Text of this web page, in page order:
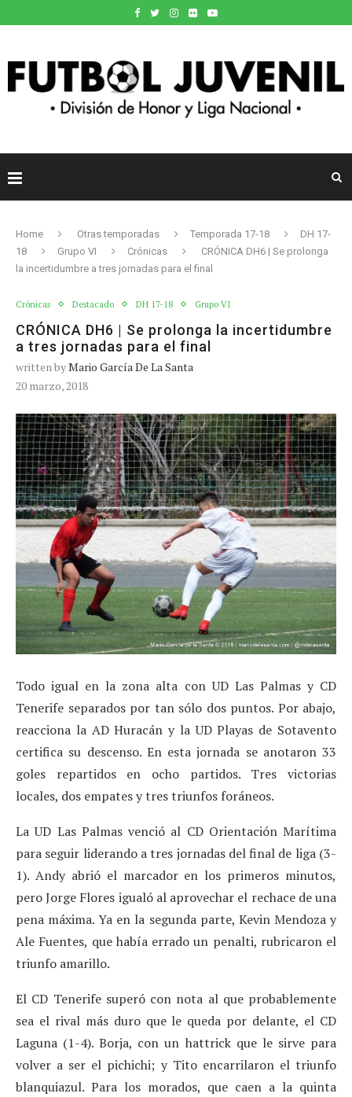
Home Otras temporadas Temporada 17-18
DH 17-
18
Grupo VI Crónicas
CRÓNICA DH6 | Se prolonga
la incertidumbre a tres jornadas para el final
Crónicas Destacado DH 17-18 Grupo VI
CRÓNICA DH6 | Se prolonga la incertidumbre
a tres jornadas para el final
written byMario García De La Santa
20 marzo, 2018
Todo igual en la zona alta con UD Las Palmas y CD
Tenerife separados por tan sólo dos puntos. Por abajo,
reacciona la AD Huracán y la UD Playas de Sotavento
certifica su descenso. En esta jornada se anotaron 33
goles repartidos en ocho partidos. Tres victorias
locales, dos empates y tres triunfos foráneos.
La UD Las Palmas venció al CD Orientación Marítima
para seguir liderando a tres jornadas del final de liga (3-
1). Andy abrió el marcador en los primeros minutos,
pero Jorge Flores igualó al aprovechar el rechace de una
pena máxima. Ya en la segunda parte, Kevin Mendoza y
Ale Fuentes, que había errado un penalti, rubricaron el
triunfo amarillo.
El CD Tenerife superó con nota al que probablemente
sea el rival más duro que le queda por delante, el CD
Laguna (1-4). Borja, con un hattrick que le sirve para
volver a ser el pichichi; y Tito encarrilaron el triunfo
blanquiazul. Para los morados, que caen a la quinta